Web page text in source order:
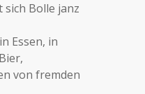
sich Bolle janz
Essen, in
von fremden